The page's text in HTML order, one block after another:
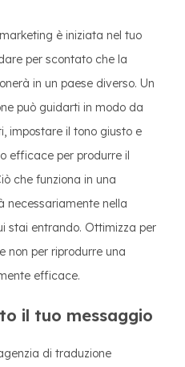
è iniziata nel tuo
per scontato che la
in un paese diverso. Un
può guidarti in modo da
impostare il tono giusto e
efficace per produrre il
che funziona in una
necessariamente nella
stai entrando. Ottimizza per
non per riprodurre una
efficace.
il tuo messaggio
di traduzione